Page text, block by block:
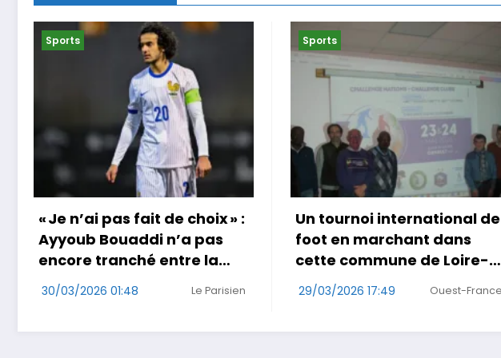
Sports
Un tournoi international de
foot en marchant dans
cette commune de Loire-
Atlantique
29/03/2026 17:49 Ouest-France
Sports
Coup double pour Antonelli
au Japon
29/03/2026 14:47 RDS